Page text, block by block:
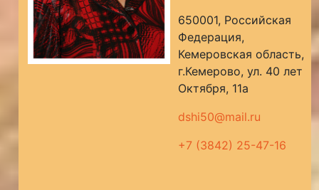
650001, Российская
Федерация,
Кемеровская область,
г.Кемерово, ул. 40 лет
Октября, 11а
dshi50@mail.ru
+7 (3842) 25-47-16